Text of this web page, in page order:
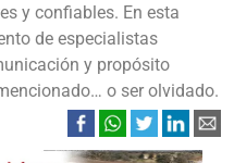
y confiables. En esta
de especialistas
y propósito
o ser olvidado.